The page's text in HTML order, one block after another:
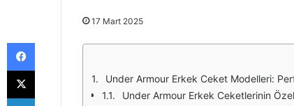
17 Mart 2025
Under Armour Erkek Ceket Modelleri:
Under Armour Erkek Ceketlerinin
Facebook
X
LinkedIn